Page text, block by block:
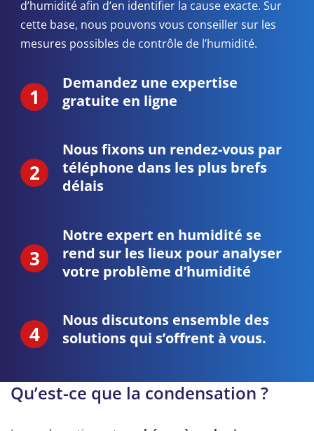
d’humidité afin d’en identifier la cause exacte. Sur
cette base, nous pouvons vous conseiller sur les
mesures possibles de contrôle de l’humidité.
Demandez une expertise
gratuite en ligne
Nous fixons un rendez-vous par
téléphone dans les plus brefs
délais
Notre expert en humidité se
rend sur les lieux pour analyser
votre problème d’humidité
Nous discutons ensemble des
solutions qui s’offrent à vous.
Qu’est-ce que la condensation ?